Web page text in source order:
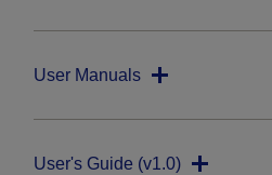
User Manuals
User's Guide (v1.0)